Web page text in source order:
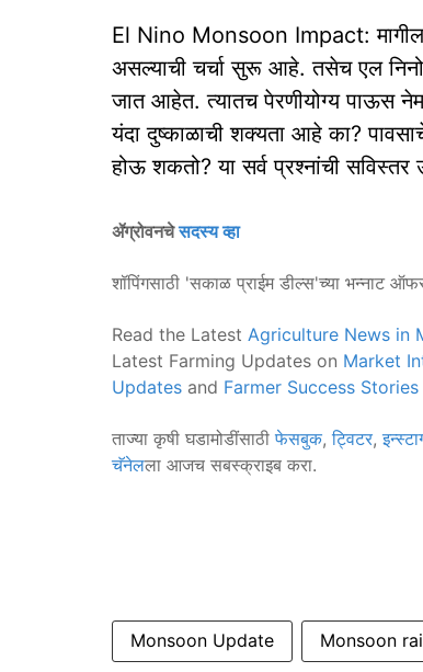
El Nino Monsoon Impact: मागील
असल्याची चर्चा सुरू आहे. तसेच एल
जात आहेत. त्यातच पेरणीयोग्य पाऊस
यंदा दुष्काळाची शक्यता आहे का?
होऊ शकतो? या सर्व प्रश्नांची सविस्तर
ॲग्रोवनचेसदस्य व्हा
शॉपिंगसाठी 'सकाळ प्राईम डील्स'च्या भन्नाट
Read the Latest Agriculture News in
Latest Farming Updates on Market
Updates and Farmer Success Stories
ताज्या कृषी घडामोडींसाठीफेसबुक,ट्विटर,
चॅनेलला आजच सबस्क्राइब करा.
Monsoon Update Monsoon